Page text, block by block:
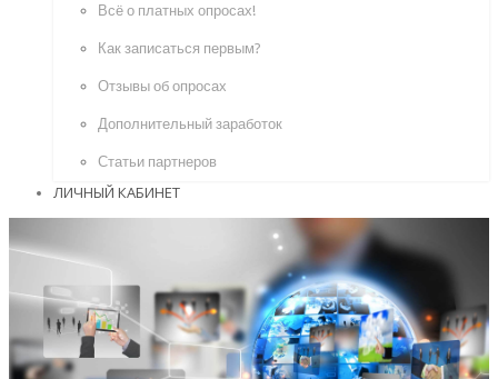
Всё о платных опросах!
Как записаться первым?
Отзывы об опросах
Дополнительный заработок
Статьи партнеров
ЛИЧНЫЙ КАБИНЕТ